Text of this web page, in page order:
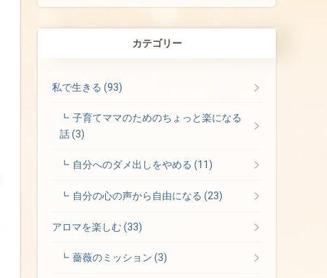
カテゴリー
私で生きる (93)
子育てママのためのちょっと楽になる
話(3)
自分へのダメ出しをやめる(11)
自分の心の声から自由になる(23)
アロマを楽しむ(33)
薔薇のミッション(3)